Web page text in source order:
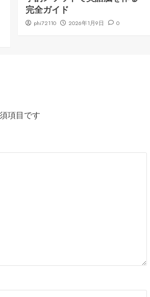
完全ガイド
phi72110 2026年1月9日 0
項目です